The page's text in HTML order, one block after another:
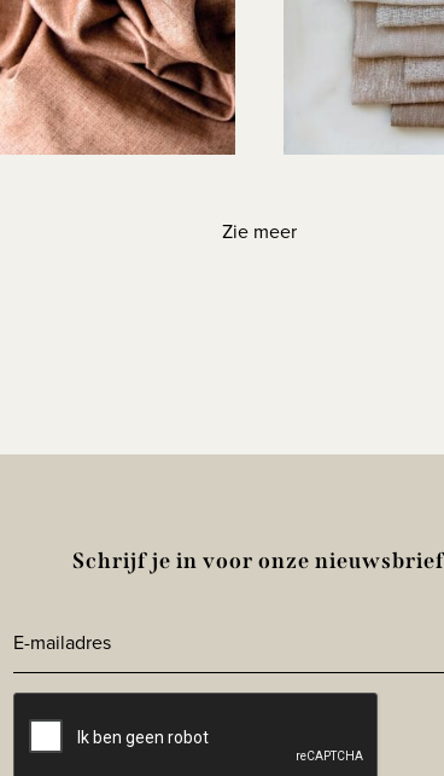
Zie meer
Schrijf je in voor onze nieuwsbrief
mailadres